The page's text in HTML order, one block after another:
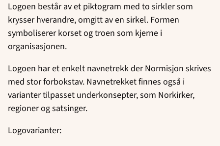
Logoen består av et piktogram med to sirkler som
krysser hverandre, omgitt av en sirkel. Formen
symboliserer korset og troen som kjerne i
organisasjonen.
Logoen har et enkelt navnetrekk der Normisjon skrives
med stor forbokstav. Navnetrekket finnes også i
varianter tilpasset underkonsepter, som Norkirker,
regioner og satsinger.
Logovarianter: